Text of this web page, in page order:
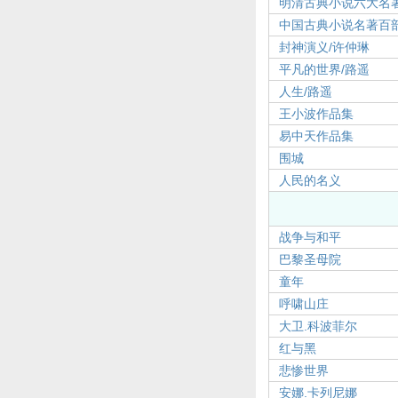
中国古典小说名著百
封神演义/许仲琳
平凡的世界/路遥
人生/路遥
王小波作品集
易中天作品集
围城
人民的名义
战争与和平
巴黎圣母院
童年
呼啸山庄
大卫.科波菲尔
红与黑
悲惨世界
安娜.卡列尼娜